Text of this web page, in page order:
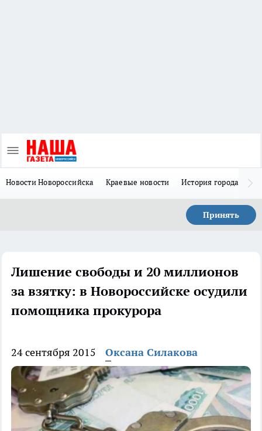
Новости Новороссийска Краевые новости История города Н
Принять
Лишение свободы и 20 миллионов
за взятку: в Новороссийске осудили
помощника прокурора
24 сентября 2015 Оксана Силакова